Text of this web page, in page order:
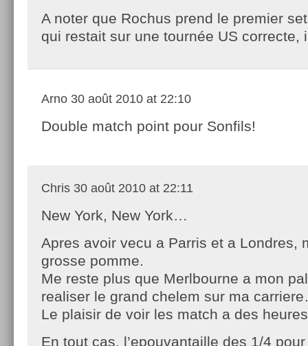
A noter que Rochus prend le premier
qui restait sur une tournée US
Arno 30 août 2010 at 22:10
Double match point pour Sonfils!
Chris 30 août 2010 at 22:11
New York, New York…
Apres avoir vecu a Parris et a Londres,
grosse pomme.
Me reste plus que Merlbourne a mon
realiser le grand chelem sur ma
Le plaisir de voir les match a des
En tout cas, l’epouvantaille des 1/4